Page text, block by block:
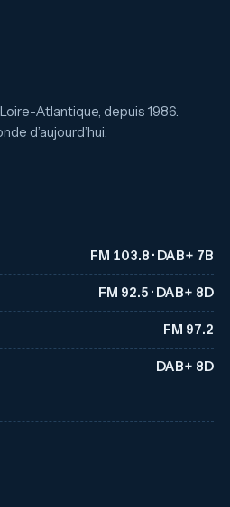
Atlantique, depuis 1986.
d’aujourd’hui.
FM 103.8 · DAB+ 7B
FM 92.5 · DAB+ 8D
FM 97.2
DAB+ 8D